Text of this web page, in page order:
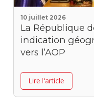
10 juillet 2026
La République
indication
vers l’AOP
Lire l'article